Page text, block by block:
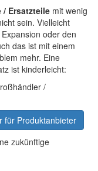
Ersatzteile mit wenig
sein. Vielleicht
oder den
das ist mit einem
mehr. Eine
ist kinderleicht:
/
für Produktanbieter
zukünftige